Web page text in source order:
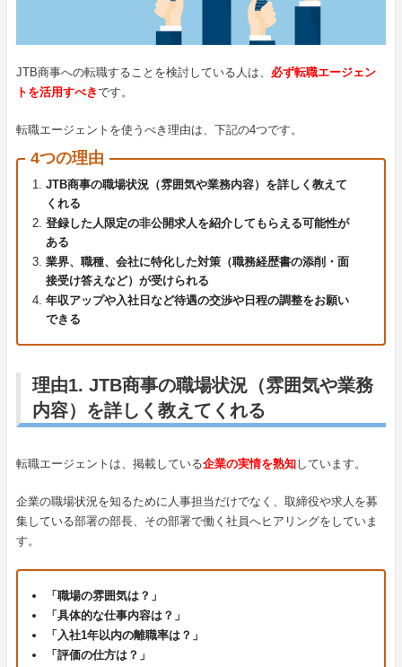
JTB商事への転職することを検討している人は、 必ず転職エージェン
トを活用すべきです。
転職エージェントを使うべき理由は、下記の4つです。
4つの理由
JTB商事の職場状況（雰囲気や業務内容）を詳しく教えて
くれる
登録した人限定の非公開求人を紹介してもらえる可能性が
ある
業界、職種、会社に特化した対策（職務経歴書の添削・面
接受け答えなど）が受けられる
年収アップや入社日など待遇の交渉や日程の調整をお願い
できる
理由1. JTB商事の職場状況（雰囲気や業務
内容）を詳しく教えてくれる
転職エージェントは、掲載している企業の実情を熟知しています。
企業の職場状況を知るために人事担当だけでなく、取締役や求人を募
集している部署の部長、その部署で働く社員へヒアリングをしていま
す。
「職場の雰囲気は？」
「具体的な仕事内容は？」
「入社1年以内の離職率は？」
「評価の仕方は？」